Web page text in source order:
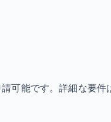
可能です。詳細な要